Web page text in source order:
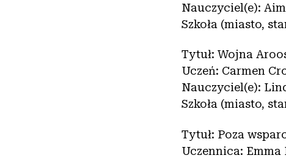
Nauczyciel(e):
Szkoła (miasto,
Tytuł: Wojna
Uczeń: Carmen
Nauczyciel(e):
Szkoła (miasto,
Tytuł: Poza
Uczennica: Emma